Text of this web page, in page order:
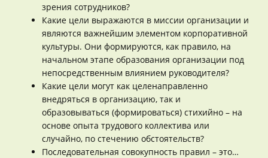
зрения сотрудников?
Какие цели выражаются в миссии организации и
являются важнейшим элементом корпоративной
культуры. Они формируются, как правило, на
начальном этапе образования организации под
непосредственным влиянием руководителя?
Какие цели могут как целенаправленно
внедряться в организацию, так и
образовываться (формироваться) стихийно – на
основе опыта трудового коллектива или
случайно, по стечению обстоятельств?
Последовательная совокупность правил – это…